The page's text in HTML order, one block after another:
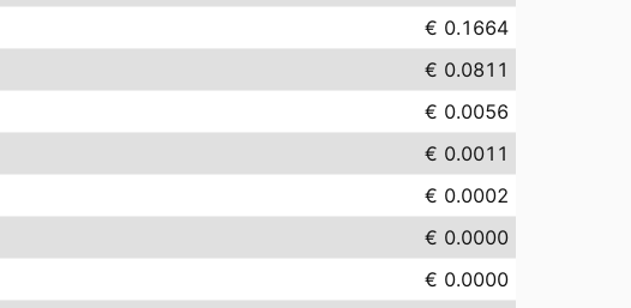
€ 0.1664
€ 0.0811
€ 0.0056
€ 0.0011
€ 0.0002
€ 0.0000
€ 0.0000